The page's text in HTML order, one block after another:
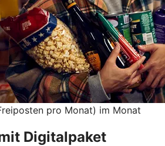
pro Monat) im Monat
Digitalpaket